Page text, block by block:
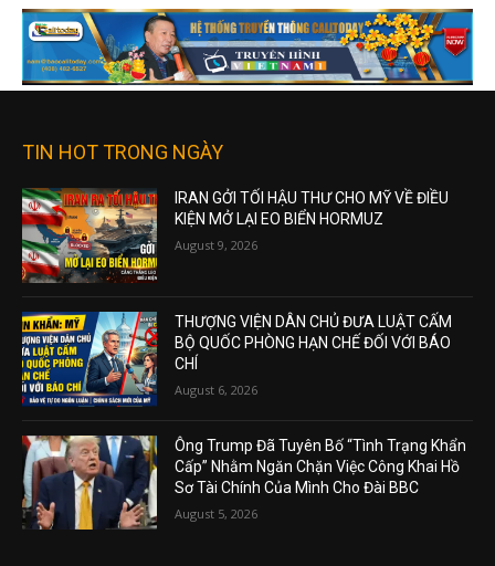
TIN HOT TRONG NGÀY
IRAN GỞI TỐI HẬU THƯ CHO MỸ VỀ ĐIỀU
KIỆN MỞ LẠI EO BIỂN HORMUZ
August 9, 2026
THƯỢNG VIỆN DÂN CHỦ ĐƯA LUẬT CẤM
BỘ QUỐC PHÒNG HẠN CHẾ ĐỐI VỚI BÁO
CHÍ
August 6, 2026
Ông Trump Đã Tuyên Bố “Tình Trạng Khẩn
Cấp” Nhằm Ngăn Chặn Việc Công Khai Hồ
Sơ Tài Chính Của Mình Cho Đài BBC
August 5, 2026